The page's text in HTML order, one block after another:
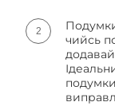
чийсь